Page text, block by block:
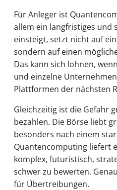
Für Anleger ist
allem ein langfristiges und
einsteigt, setzt nicht auf
sondern auf einen
Das kann sich lohnen,
und einzelne
Plattformen der nächsten
Gleichzeitig ist die Gefahr
bezahlen. Die Börse liebt
besonders nach einem
Quantencomputing liefert
komplex, futuristisch,
schwer zu bewerten.
für Übertreibungen.